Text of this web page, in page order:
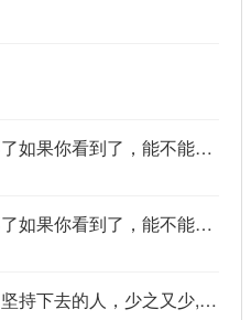
你好，朋友这个软件提取不了如果你看到了，能不能把这个纯净版的发我邮箱里不
你好，朋友这个软件提取不了如果你看到了，能不能把这个纯净版的发我邮箱里不
成功道路其实也并不拥挤，坚持下去的人，少之又少,说的真好